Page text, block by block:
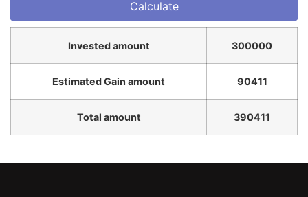
Invested amount 300000
Estimated Gain amount 90411
Total amount 390411